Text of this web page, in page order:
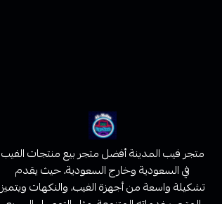
متجر فيب المدينة أفضل متجر بيع منتجات الفيب
في السعودية وخارج السعودية، حيث يقدم
تشكيلة واسعة من أجهزة الفيب، والنكهات ويتميز